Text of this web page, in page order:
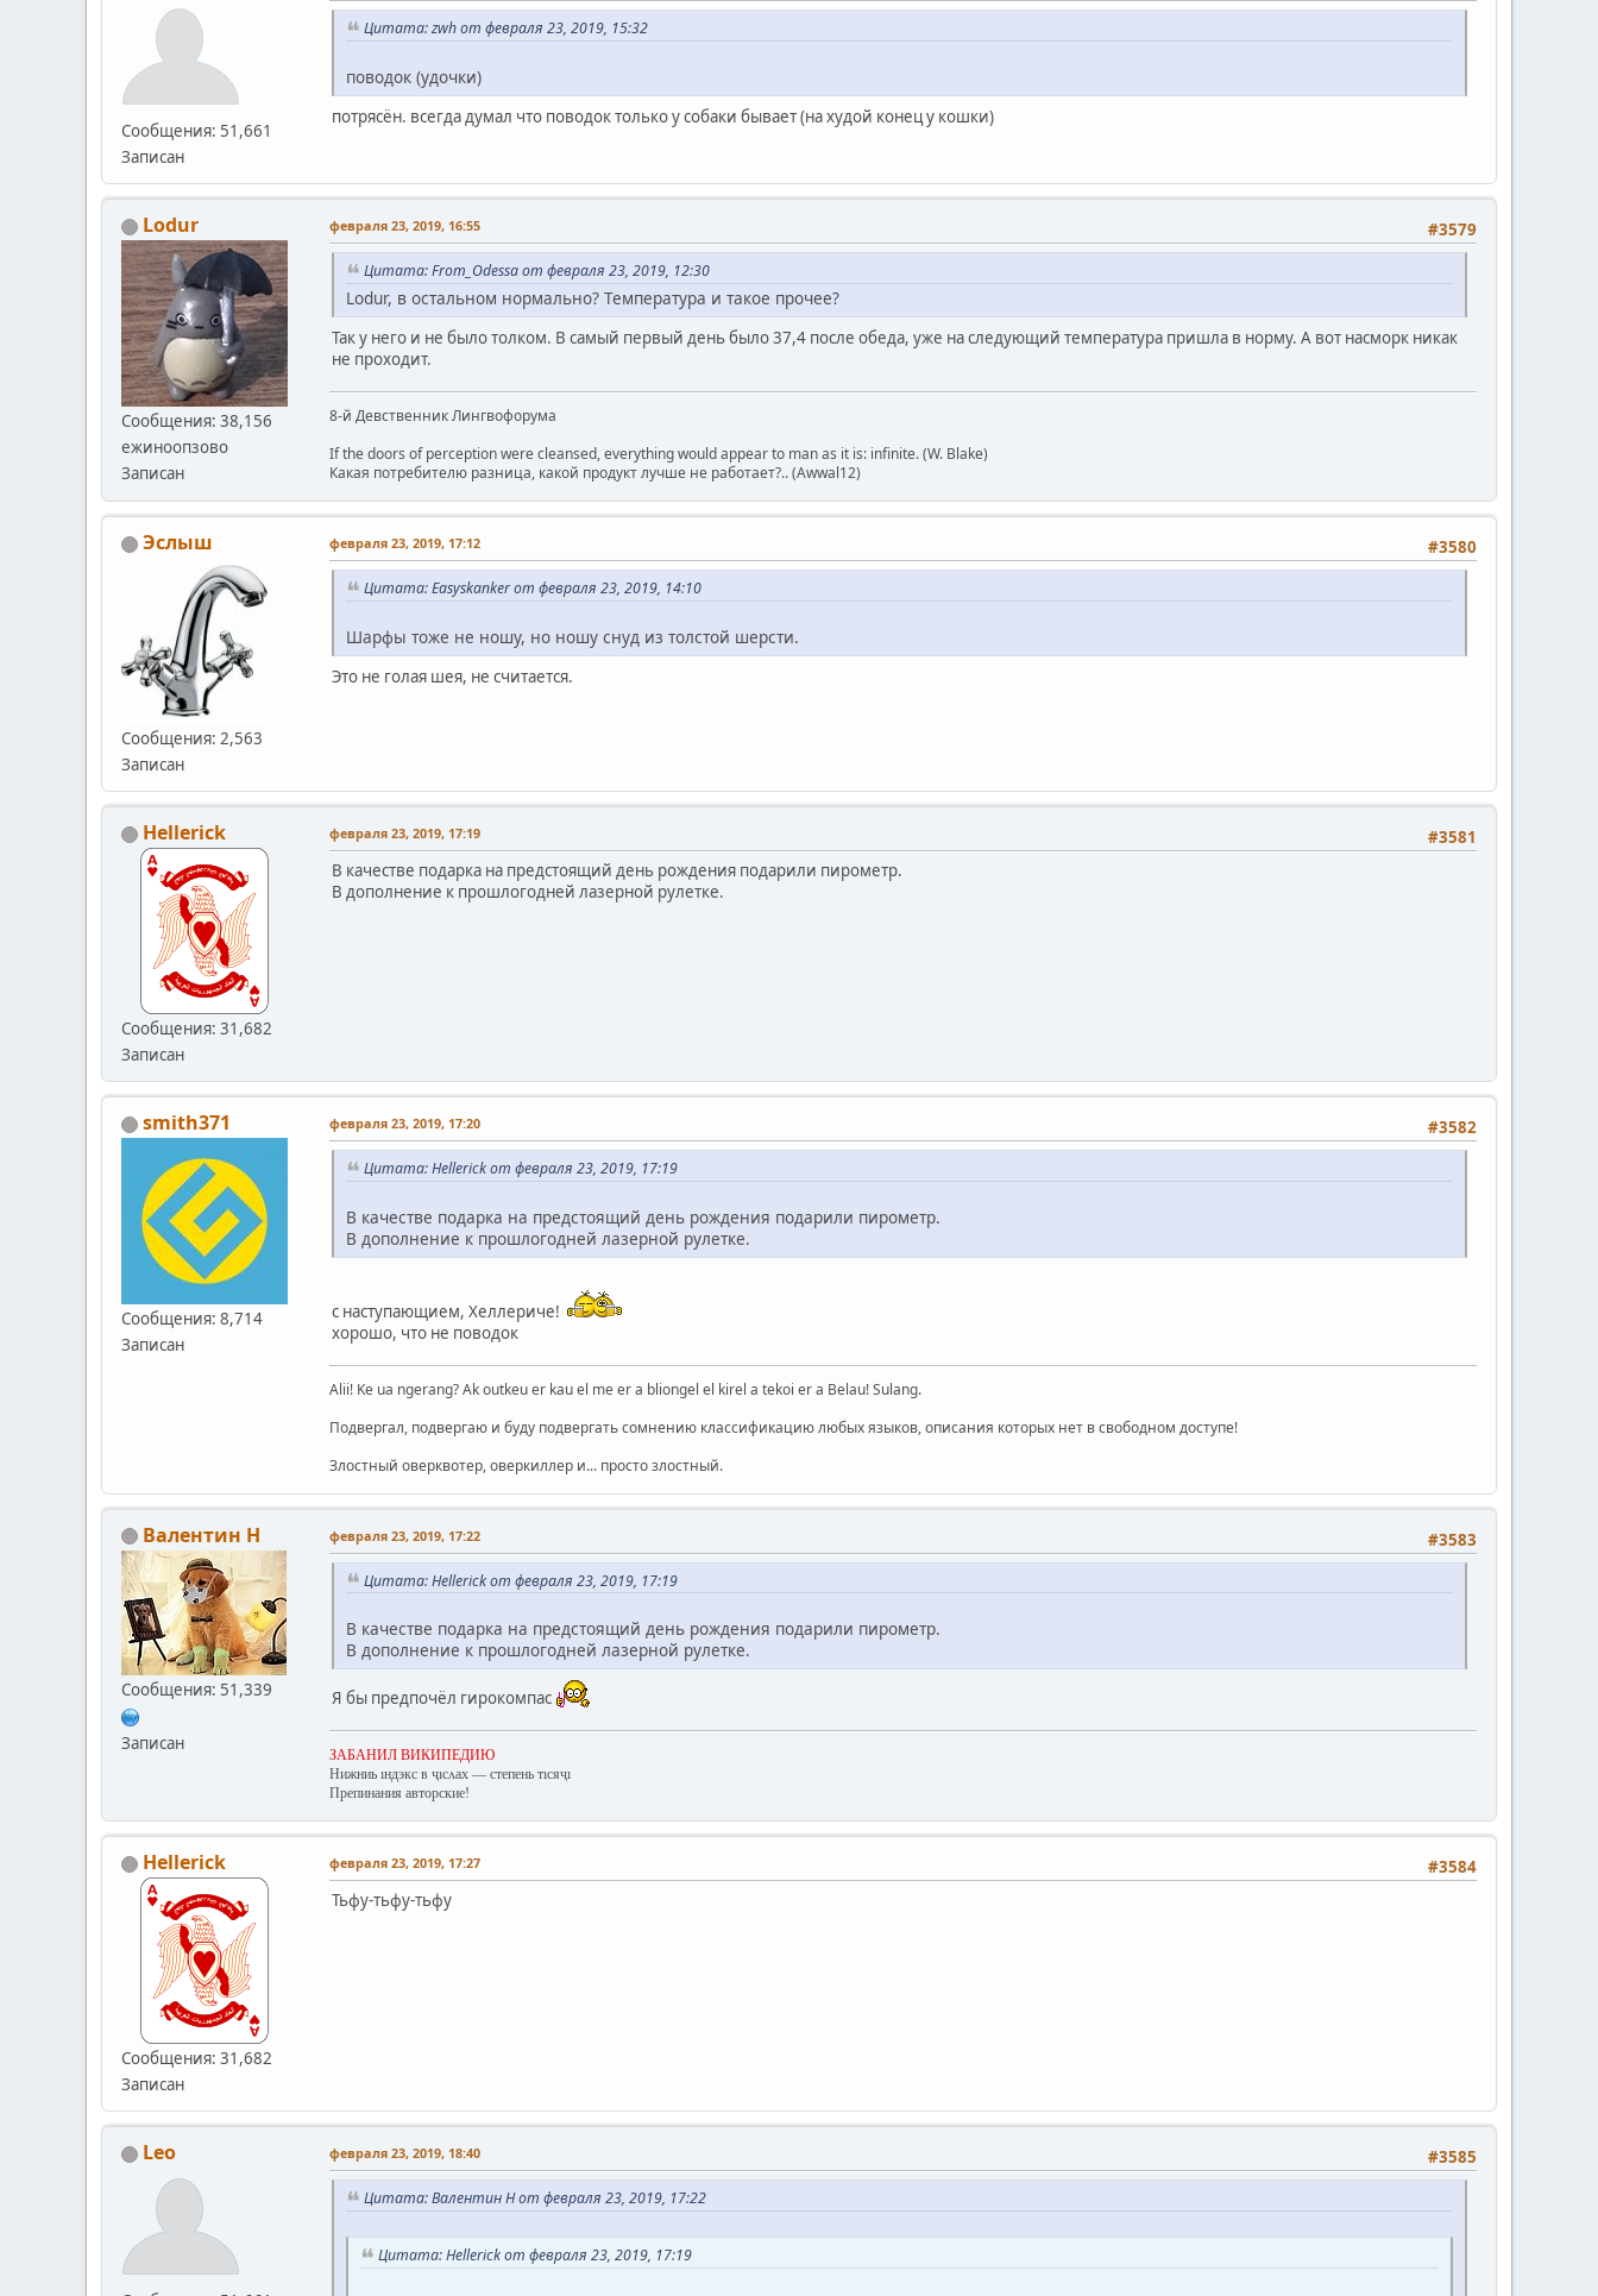
Сообщения: 51,661
Записан
Цитата: zwh от февраля 23, 2019, 15:32
поводок (удочки)
потрясён. всегда думал что поводок только у собаки бывает (на худой конец у кошки)
Lodur
Сообщения: 38,156
ежиноопзово
Записан
#3579
февраля 23, 2019, 16:55
Цитата: From_Odessa от февраля 23, 2019, 12:30
Lodur, в остальном нормально? Температура и такое прочее?
Так у него и не было толком. В самый первый день было 37,4 после обеда, уже на следующий температура пришла в норму. А вот насморк никак
не проходит.
8-й Девственник Лингвофорума
If the doors of perception were cleansed, everything would appear to man as it is: infinite. (W. Blake)
Какая потребителю разница, какой продукт лучше не работает?.. (Awwal12)
Эслыш
Сообщения: 2,563
Записан
#3580
февраля 23, 2019, 17:12
Цитата: Easyskanker от февраля 23, 2019, 14:10
Шарфы тоже не ношу, но ношу снуд из толстой шерсти.
Это не голая шея, не считается.
Hellerick
Сообщения: 31,682
Записан
#3581
февраля 23, 2019, 17:19
В качестве подарка на предстоящий день рождения подарили пирометр.
В дополнение к прошлогодней лазерной рулетке.
smith371
Сообщения: 8,714
Записан
#3582
февраля 23, 2019, 17:20
Цитата: Hellerick от февраля 23, 2019, 17:19
В качестве подарка на предстоящий день рождения подарили пирометр.
В дополнение к прошлогодней лазерной рулетке.
с наступающием, Хеллериче!
хорошо, что не поводок
Alii! Ke ua ngerang? Ak outkeu er kau el me er a bliongel el kirel a tekoi er a Belau! Sulang.
Подвергал, подвергаю и буду подвергать сомнению классификацию любых языков, описания которых нет в свободном доступе!
Злостный оверквотер, оверкиллер и... просто злостный.
Валентин Н
Сообщения: 51,339
Записан
#3583
февраля 23, 2019, 17:22
Цитата: Hellerick от февраля 23, 2019, 17:19
В качестве подарка на предстоящий день рождения подарили пирометр.
В дополнение к прошлогодней лазерной рулетке.
Я бы предпочёл гирокомпас
ЗАБАНИЛ ВИКИПЕДИЮ
Нижниь ıндэкс в ҷıсʌах — степень тıсяҷı
Препинания авторские!
Hellerick
Сообщения: 31,682
Записан
#3584
февраля 23, 2019, 17:27
Тьфу-тьфу-тьфу
Leo #3585
февраля 23, 2019, 18:40
Цитата: Валентин Н от февраля 23, 2019, 17:22
Цитата: Hellerick от февраля 23, 2019, 17:19